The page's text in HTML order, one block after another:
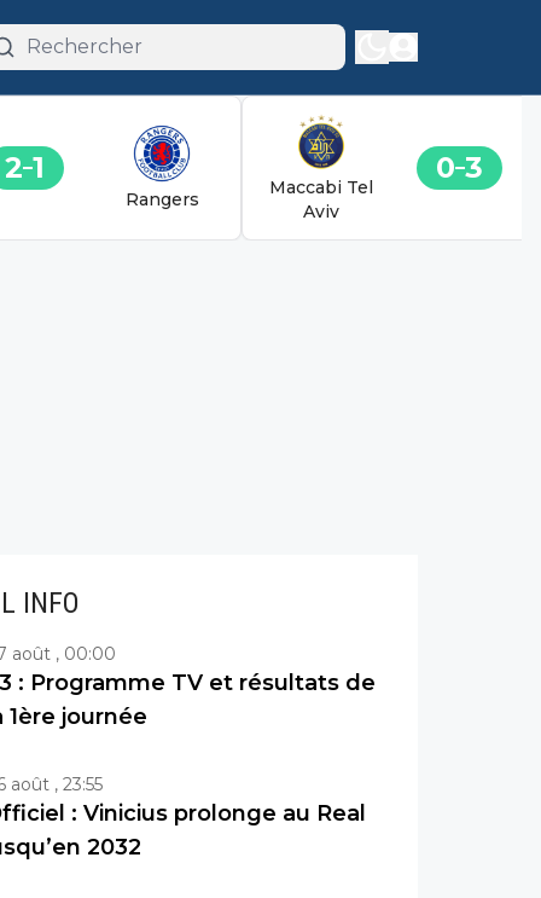
2 1
Rangers
Maccabi Tel
Aviv
0 3
INFO
août , 00:00
: Programme TV et résultats de
1ère journée
août , 23:55
: Vinicius prolonge au Real
2032